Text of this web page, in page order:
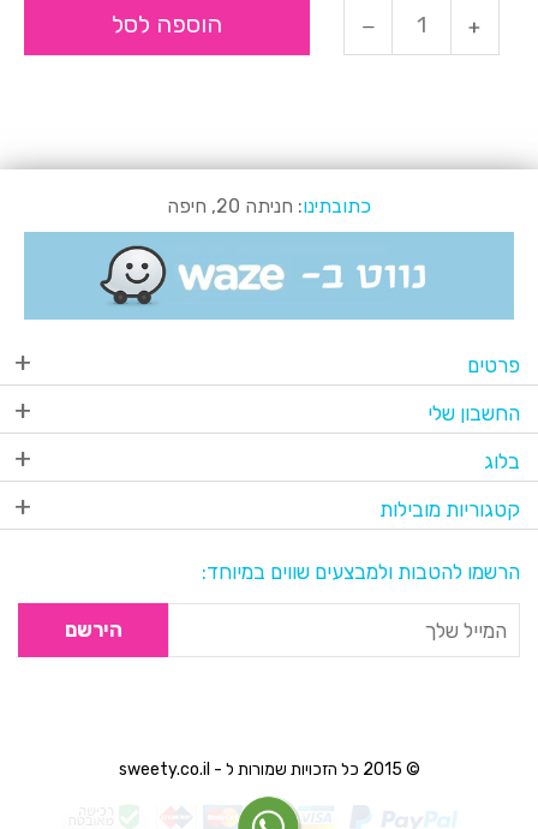
הוספה לסל
כתובתינו: חניתה 20, חיפה
פרטים
החשבון שלי
בלוג
קטגוריות מובילות
הרשמו להטבות ולמבצעים שווים במיוחד:
הירשם
© 2015 כל הזכויות שמורות ל - sweety.co.il